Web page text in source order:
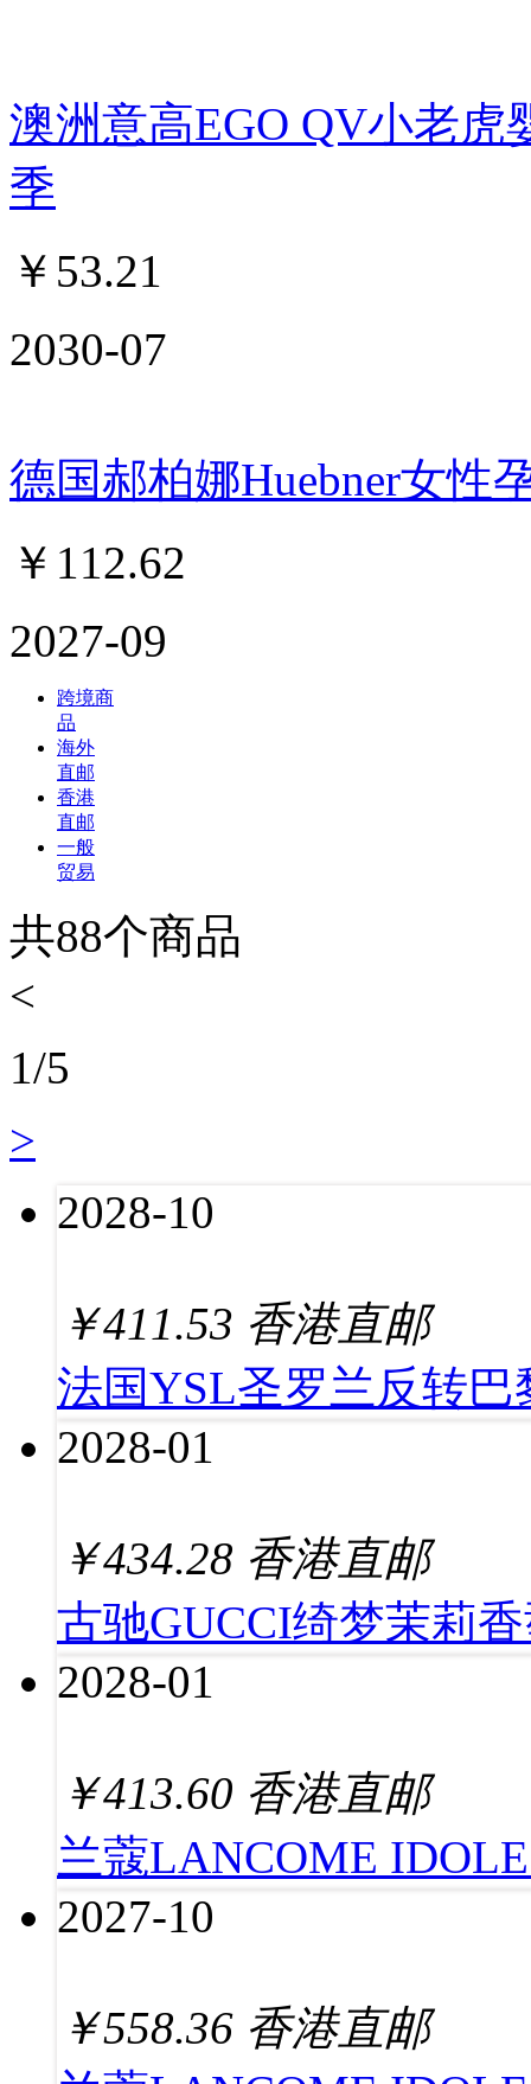
澳洲意高EGO QV小老虎
季
￥ 53.21
2030-07
德国郝柏娜Huebner女性
￥ 112.62
2027-09
跨境商
品
海外
直邮
香港
直邮
一般
贸易
共88个商品
<
1/5
>
2028-10
￥411.53 香港直邮
法国YSL圣罗兰反转
2028-01
￥434.28 香港直邮
古驰GUCCI绮梦茉莉
2028-01
￥413.60 香港直邮
兰蔻LANCOME
2027-10
￥558.36 香港直邮